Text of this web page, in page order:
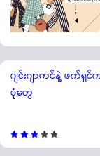
ဂျင်းဂျာကင်နဲ့ ဖက်ရှ
ပုံတွေ